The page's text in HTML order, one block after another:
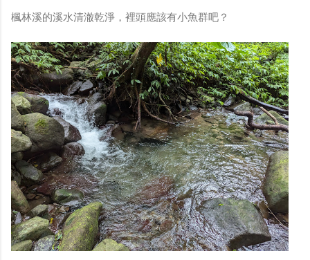
楓林溪的溪水清澈乾淨，裡頭應該有小魚群吧？